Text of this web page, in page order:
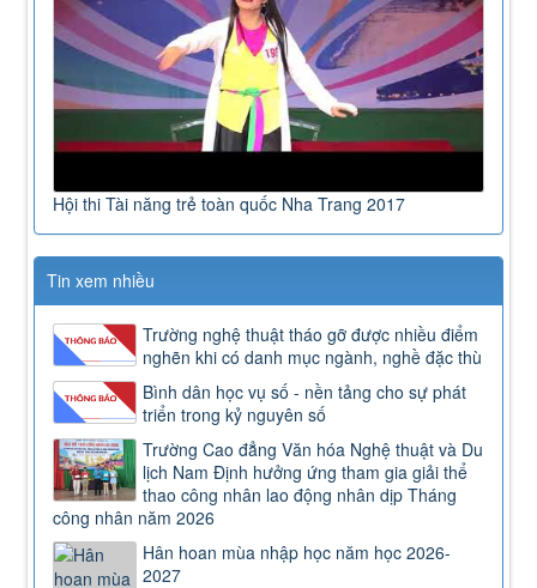
Hội thi Tài năng trẻ toàn quốc Nha Trang 2017
Tin xem nhiều
Trường nghệ thuật tháo gỡ được nhiều điểm
nghẽn khi có danh mục ngành, nghề đặc thù
Bình dân học vụ số - nền tảng cho sự phát
triển trong kỷ nguyên số
Trường Cao đẳng Văn hóa Nghệ thuật và Du
lịch Nam Định hưởng ứng tham gia giải thể
thao công nhân lao động nhân dịp Tháng
công nhân năm 2026
Hân hoan mùa nhập học năm học 2026-
2027